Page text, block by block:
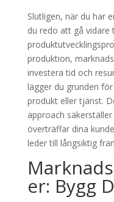
Slutligen, när du har
du redo att gå vidare
produktion,
investera tid och
lägger du grunden
produkt eller tjänst.
approach
överträffar dina
leder till långsiktig
er: Bygg